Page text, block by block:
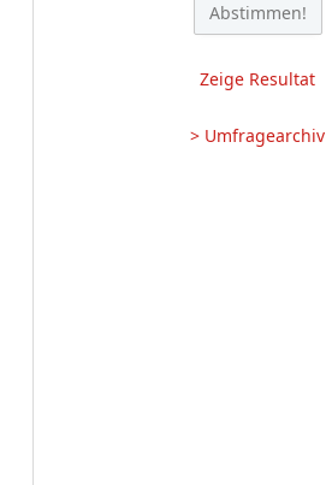
Zeige Resultat
> Umfragearchiv